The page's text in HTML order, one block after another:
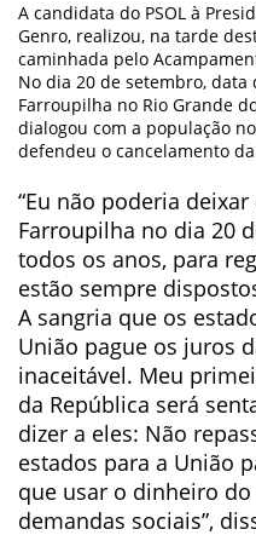
A candidata do PSOL à
Genro, realizou, na tarde
caminhada pelo
No dia 20 de setembro,
Farroupilha no Rio Grande
dialogou com a população
defendeu o cancelamento
“Eu não poderia
Farroupilha no dia 20
todos os anos, para
estão sempre
A sangria que os
União pague os juros
inaceitável. Meu
da República será
dizer a eles: Não
estados para a União
que usar o dinheiro
demandas sociais”,